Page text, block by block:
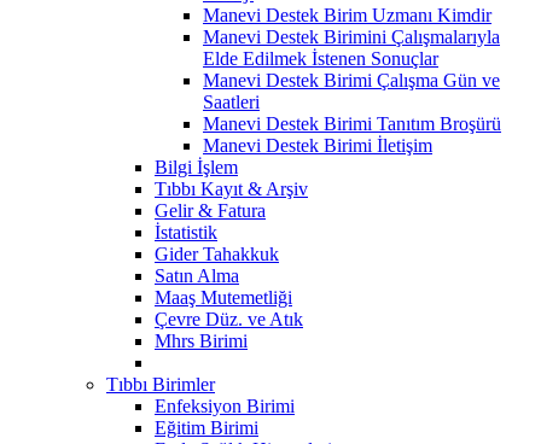
Manevi Destek Birim Uzmanı Kimdir
Manevi Destek Birimini Çalışmalarıyla
Elde Edilmek İstenen Sonuçlar
Manevi Destek Birimi Çalışma Gün ve
Saatleri
Manevi Destek Birimi Tanıtım Broşürü
Manevi Destek Birimi İletişim
Bilgi İşlem
Tıbbı Kayıt & Arşiv
Gelir & Fatura
İstatistik
Gider Tahakkuk
Satın Alma
Maaş Mutemetliği
Çevre Düz. ve Atık
Mhrs Birimi
Tıbbı Birimler
Enfeksiyon Birimi
Eğitim Birimi